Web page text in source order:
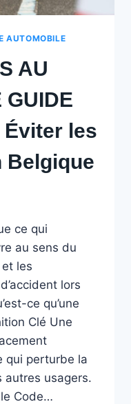
AUTOMOBILE
AU
GUIDE
Éviter les
Belgique
ce qui
au sens du
les
lors
ce qu’une
Clé Une
qui perturbe la
autres usagers.
Code…